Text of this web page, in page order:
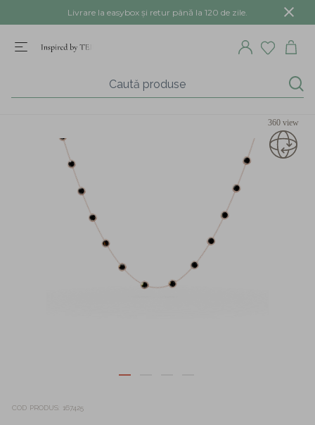
Livrare la easybox și retur până la 120 de zile.
360 view
COD PRODUS 167425